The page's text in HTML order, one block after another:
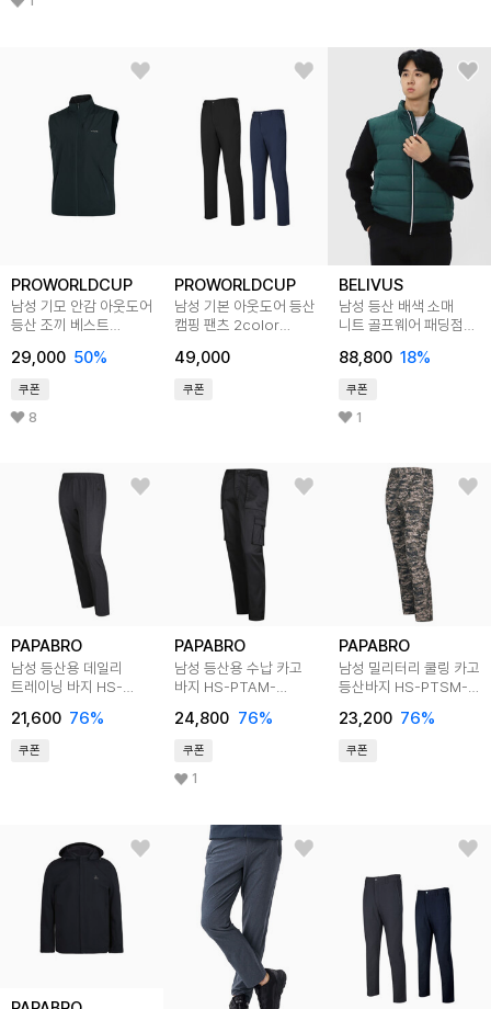
PROWORLDCUP
남성 기모 안감 아웃도어
등산 조끼 베스트
29,000 50%
쿠폰
8
PROWORLDCUP
남성 기본 아웃도어 등산
캠핑 팬츠 2color
49,000
쿠폰
BELIVUS
남성 등산 배색 소매
니트 골프웨어 패딩점퍼
88,800 18%
쿠폰
1
PAPABRO
남성 등산용 데일리
트레이닝 바지 HS-
21,600 76%
쿠폰
PAPABRO
남성 등산용 수납 카고
바지 HS-PTAM-
24,800 76%
쿠폰
1
PAPABRO
남성 밀리터리 쿨링 카고
등산바지 HS-PTSM-
23,200 76%
쿠폰